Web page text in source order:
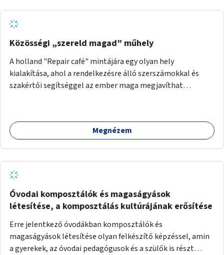
Közösségi „szereld magad” műhely
A holland "Repair café" mintájára egy olyan hely
kialakítása, ahol a rendelkezésre álló szerszámokkal és
szakértői segítséggel az ember maga megjavíthat
egymásnak, megosszák tudásukat.
Megnézem
Óvodai komposztálók és magaságyások
létesítése, a komposztálás kultúrájának erősítése
Erre jelentkező óvodákban komposztálók és
magaságyások létesítése olyan felkészítő képzéssel, amin
a gyerekek, az óvodai pedagógusok és a szülők is részt